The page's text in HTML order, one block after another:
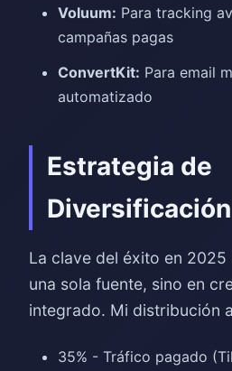
Voluum: Para tracking
campañas pagas
ConvertKit: Para email
automatizado
Estrategia de
La clave del éxito en 2025
una sola fuente, sino en
integrado. Mi distribución
35% - Tráfico pagado